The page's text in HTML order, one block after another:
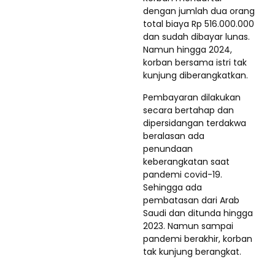
dengan jumlah dua orang
total biaya Rp 516.000.000
dan sudah dibayar lunas.
Namun hingga 2024,
korban bersama istri tak
kunjung diberangkatkan.
Pembayaran dilakukan
secara bertahap dan
dipersidangan terdakwa
beralasan ada
penundaan
keberangkatan saat
pandemi covid-19.
Sehingga ada
pembatasan dari Arab
Saudi dan ditunda hingga
2023. Namun sampai
pandemi berakhir, korban
tak kunjung berangkat.